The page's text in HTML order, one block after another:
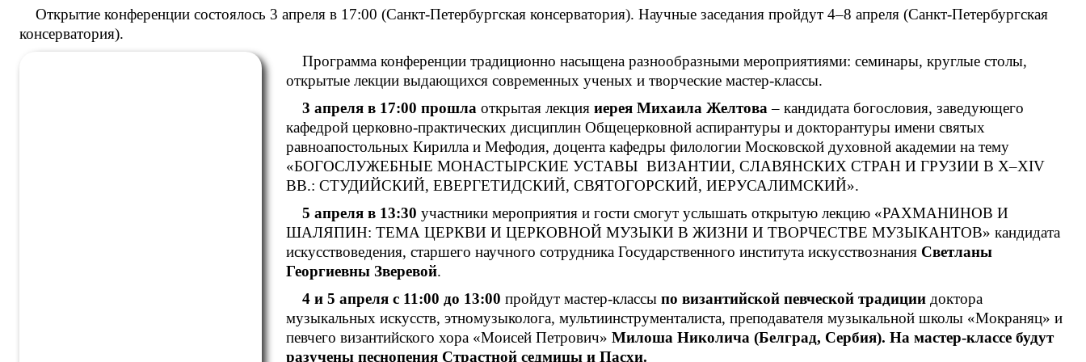
Открытие конференции состоялось 3 апреля в 17:00 (Санкт-Петербургская консерватория). Научные заседания пройдут 4–8 апреля (Санкт-Петербургская
консерватория).
Программа конференции традиционно насыщена разнообразными мероприятиями: семинары, круглые столы,
открытые лекции выдающихся современных ученых и творческие мастер-классы.
3 апреля в 17:00 прошла открытая лекция иерея Михаила Желтова– кандидата богословия, заведующего
кафедрой церковно-практических дисциплин Общецерковной аспирантуры и докторантуры имени святых
равноапостольных Кирилла и Мефодия, доцента кафедры филологии Московской духовной академии на тему
«БОГОСЛУЖЕБНЫЕ МОНАСТЫРСКИЕ УСТАВЫ ВИЗАНТИИ, СЛАВЯНСКИХ СТРАН И ГРУЗИИ В X–XIV
ВВ.: СТУДИЙСКИЙ, ЕВЕРГЕТИДСКИЙ, СВЯТОГОРСКИЙ, ИЕРУСАЛИМСКИЙ».
5 апреля в 13:30 участники мероприятия и гости смогут услышать открытую лекцию «РАХМАНИНОВ И
ШАЛЯПИН: ТЕМА ЦЕРКВИ И ЦЕРКОВНОЙ МУЗЫКИ В ЖИЗНИ И ТВОРЧЕСТВЕ МУЗЫКАНТОВ» кандидата
искусствоведения, старшего научного сотрудника Государственного института искусствознания Светланы
Георгиевны Зверевой.
4 и 5 апреля с 11:00 до 13:00 пройдут мастер-классы по византийской певческой традиции доктора
музыкальных искусств, этномузыколога, мультиинструменталиста, преподавателя музыкальной школы «Мокраняц» и
певчего византийского хора «Моисей Петрович» Милоша Николича (Белград, Сербия). На мастер-классе будут
разучены песнопения Страстной седмицы и Пасхи.